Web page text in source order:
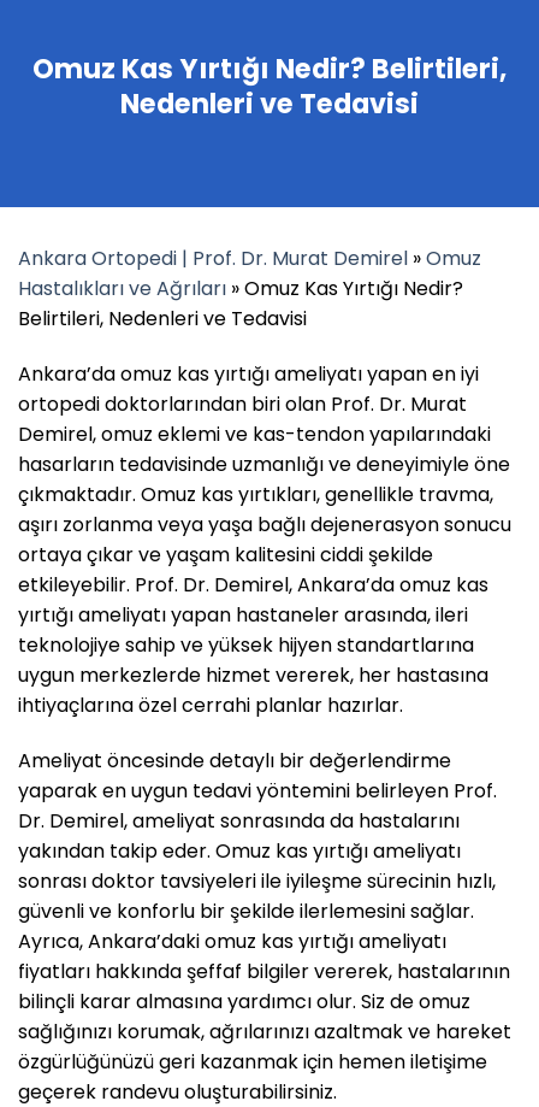
Omuz Kas Yırtığı Nedir? Belirtileri,
Nedenleri ve Tedavisi
Ankara Ortopedi | Prof. Dr. Murat Demirel »Omuz
Hastalıkları ve Ağrıları »Omuz Kas Yırtığı Nedir?
Belirtileri, Nedenleri ve Tedavisi
Ankara’da omuz kas yırtığı ameliyatı yapan en iyi
ortopedi doktorlarından biri olan Prof. Dr. Murat
Demirel, omuz eklemi ve kas-tendon yapılarındaki
hasarların tedavisinde uzmanlığı ve deneyimiyle öne
çıkmaktadır. Omuz kas yırtıkları, genellikle travma,
aşırı zorlanma veya yaşa bağlı dejenerasyon sonucu
ortaya çıkar ve yaşam kalitesini ciddi şekilde
etkileyebilir. Prof. Dr. Demirel, Ankara’da omuz kas
yırtığı ameliyatı yapan hastaneler arasında, ileri
teknolojiye sahip ve yüksek hijyen standartlarına
uygun merkezlerde hizmet vererek, her hastasına
ihtiyaçlarına özel cerrahi planlar hazırlar.
Ameliyat öncesinde detaylı bir değerlendirme
yaparak en uygun tedavi yöntemini belirleyen Prof.
Dr. Demirel, ameliyat sonrasında da hastalarını
yakından takip eder. Omuz kas yırtığı ameliyatı
sonrası doktor tavsiyeleri ile iyileşme sürecinin hızlı,
güvenli ve konforlu bir şekilde ilerlemesini sağlar.
Ayrıca, Ankara’daki omuz kas yırtığı ameliyatı
fiyatları hakkında şeffaf bilgiler vererek, hastalarının
bilinçli karar almasına yardımcı olur. Siz de omuz
sağlığınızı korumak, ağrılarınızı azaltmak ve hareket
özgürlüğünüzü geri kazanmak için hemen iletişime
geçerek randevu oluşturabilirsiniz.